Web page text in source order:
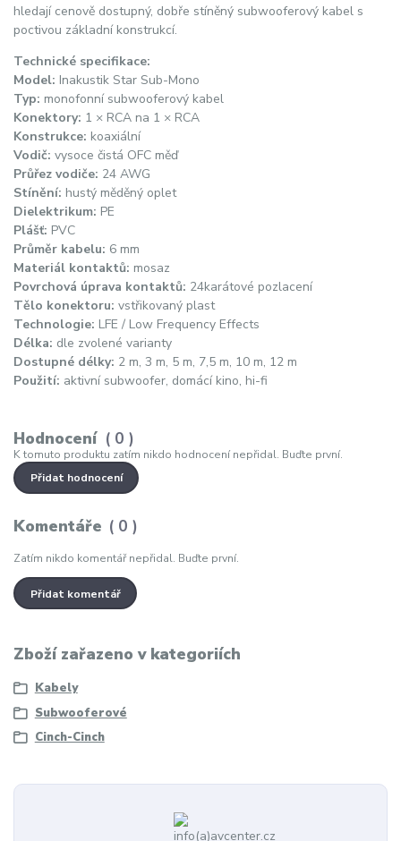
hledají cenově dostupný, dobře stíněný subwooferový kabel s
poctivou základní konstrukcí.
Technické specifikace:
Model: Inakustik Star Sub-Mono
Typ: monofonní subwooferový kabel
Konektory: 1 × RCA na 1 × RCA
Konstrukce: koaxiální
Vodič: vysoce čistá OFC měď
Průřez vodiče: 24 AWG
Stínění: hustý měděný oplet
Dielektrikum: PE
Plášť: PVC
Průměr kabelu: 6 mm
Materiál kontaktů: mosaz
Povrchová úprava kontaktů: 24karátové pozlacení
Tělo konektoru: vstřikovaný plast
Technologie: LFE / Low Frequency Effects
Délka: dle zvolené varianty
Dostupné délky: 2 m, 3 m, 5 m, 7,5 m, 10 m, 12 m
Použití: aktivní subwoofer, domácí kino, hi-fi
Hodnocení 0
K tomuto produktu zatím nikdo hodnocení nepřidal. Buďte první.
Přidat hodnocení
Komentáře 0
Zatím nikdo komentář nepřidal. Buďte první.
Přidat komentář
Zboží zařazeno v kategoriích
Kabely
Subwooferové
Cinch-Cinch